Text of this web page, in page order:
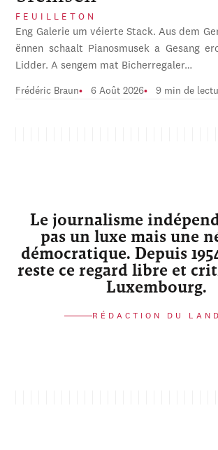
FEUILLETON
Eng Galerie um véierte Stack. Aus dem
ënnen schaalt Pianosmusek a Gesang
Lidder. A sengem mat Bicherregaler…
Frédéric Braun 6 Août 2026 9 min de
Le journalisme
pas un luxe mais une
démocratique. Depuis
reste ce regard libre et
Luxembourg.
RÉDACTION DU LAND